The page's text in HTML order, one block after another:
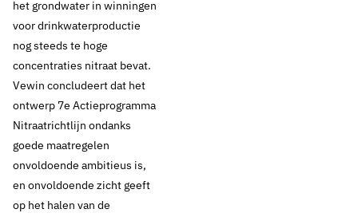
het grondwater in winningen
voor drinkwaterproductie
nog steeds te hoge
concentraties nitraat bevat.
Vewin concludeert dat het
ontwerp 7e Actieprogramma
Nitraatrichtlijn ondanks
goede maatregelen
onvoldoende ambitieus is,
en onvoldoende zicht geeft
op het halen van de